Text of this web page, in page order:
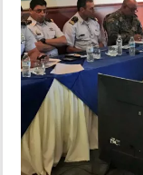
MUNDO
INSÓLITAS
MULTIMEDIA